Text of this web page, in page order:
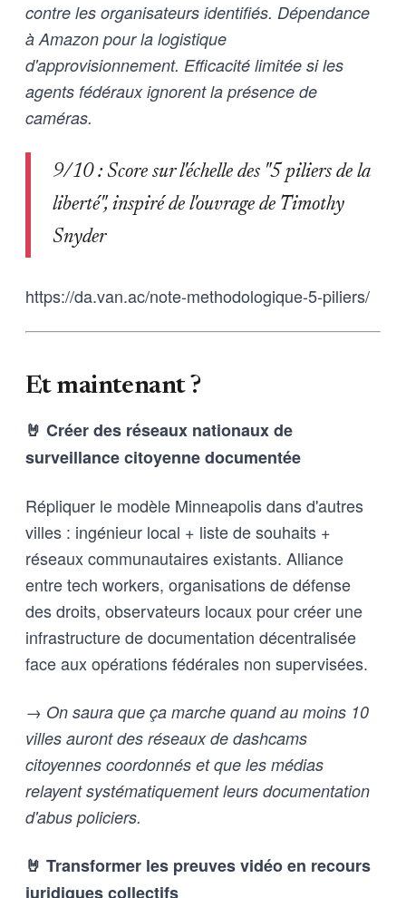
contre les organisateurs identifiés. Dépendance
à Amazon pour la logistique
d'approvisionnement. Efficacité limitée si les
agents fédéraux ignorent la présence de
caméras.
9/10 : Score sur l'échelle des "5 piliers de la
liberté", inspiré de l'ouvrage de Timothy
Snyder
https://da.van.ac/note-methodologique-5-piliers/
Et maintenant ?
🤘 Créer des réseaux nationaux de
surveillance citoyenne documentée
Répliquer le modèle Minneapolis dans d'autres
villes : ingénieur local + liste de souhaits +
réseaux communautaires existants. Alliance
entre tech workers, organisations de défense
des droits, observateurs locaux pour créer une
infrastructure de documentation décentralisée
face aux opérations fédérales non supervisées.
→ On saura que ça marche quand au moins 10
villes auront des réseaux de dashcams
citoyennes coordonnés et que les médias
relayent systématiquement leurs documentation
d'abus policiers.
🤘 Transformer les preuves vidéo en recours
juridiques collectifs